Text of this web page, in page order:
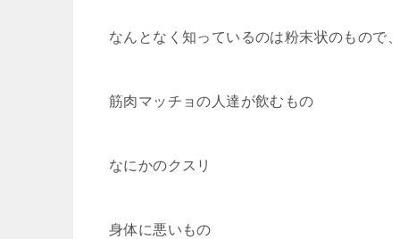
なんとなく知っているのは粉末状のもので
筋肉マッチョの人達が飲むもの
なにかのクスリ
身体に悪いもの